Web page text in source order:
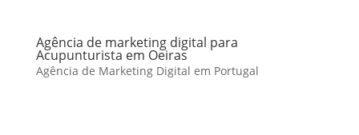
Agência de marketing digital para
Acupunturista em Oeiras
Agência de Marketing Digital em Portugal